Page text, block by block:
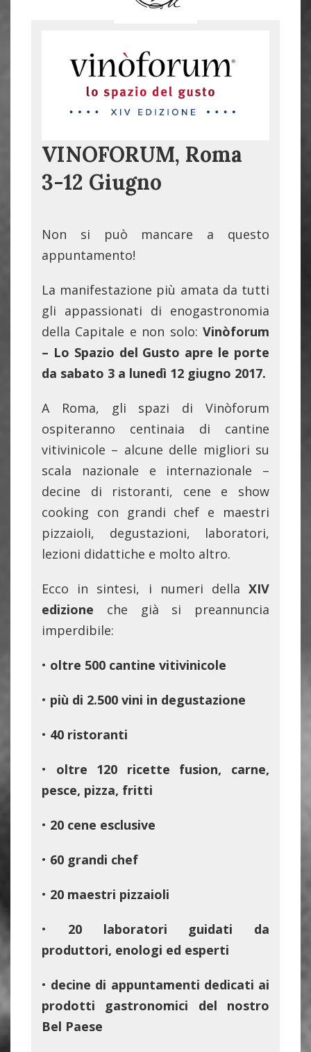
VINOFORUM, Roma
3-12 Giugno
Non si può mancare a questo
appuntamento!
La manifestazione più amata da tutti
gli appassionati di enogastronomia
della Capitale e non solo: Vinòforum
– Lo Spazio del Gusto apre le porte
da sabato 3 a lunedì 12 giugno 2017.
A Roma, gli spazi di Vinòforum
ospiteranno centinaia di cantine
vitivinicole – alcune delle migliori su
scala nazionale e internazionale –
decine di ristoranti, cene e show
cooking con grandi chef e maestri
pizzaioli, degustazioni, laboratori,
lezioni didattiche e molto altro.
Ecco in sintesi, i numeri della XIV
edizione che già si preannuncia
imperdibile:
• oltre 500 cantine vitivinicole
• più di 2.500 vini in degustazione
• 40 ristoranti
• oltre 120 ricette fusion, carne,
pesce, pizza, fritti
• 20 cene esclusive
• 60 grandi chef
• 20 maestri pizzaioli
• 20 laboratori guidati da
produttori, enologi ed esperti
• decine di appuntamenti dedicati ai
prodotti gastronomici del nostro
Bel Paese